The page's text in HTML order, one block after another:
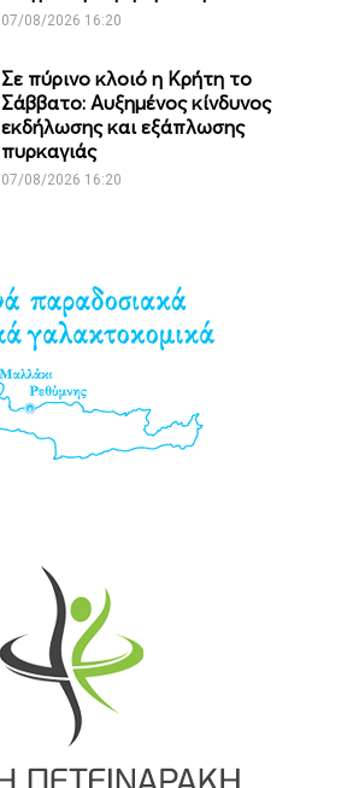
07/08/2026 16:20
Σε πύρινο κλοιό η Κρήτη το
Σάββατο: Αυξημένος κίνδυνος
εκδήλωσης και εξάπλωσης
πυρκαγιάς
07/08/2026 16:20